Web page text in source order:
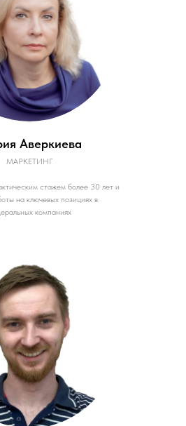
Аверкиева
МАРКЕТИНГ
стажем более 30 лет и
на ключевых позициях в
компаниях